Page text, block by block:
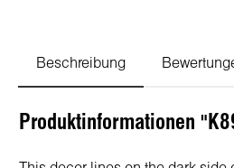
Beschreibung
Produktinformationen